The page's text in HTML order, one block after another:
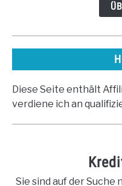
Diese Seite enthält
verdiene ich an
Sie sind auf der